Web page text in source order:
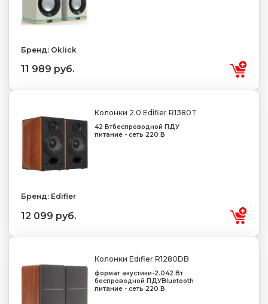
Бренд: Oklick
11 989 руб.
Колонки 2.0 Edifier R1380T
42 Втбеспроводной ПДУ
питание - сеть 220 В
Бренд: Edifier
12 099 руб.
Колонки Edifier R1280DB
формат акустики-2.042 Вт
беспроводной ПДУBluetooth
питание - сеть 220 В